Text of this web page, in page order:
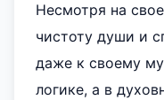
Несмотря на
чистоту души и
даже к своему
логике, а в